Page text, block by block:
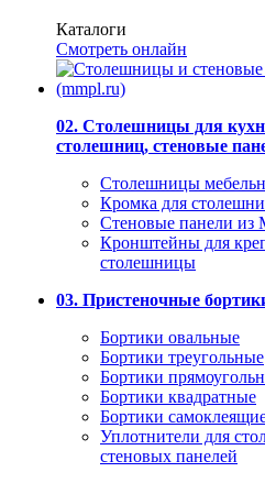
Каталоги
Смотреть онлайн
02. Столешницы для
столешниц, стеновые
Столешницы
Кромка для
Стеновые панели
Кронштейны для
столешницы
03. Пристеночные
Бортики овальные
Бортики треугольные
Бортики
Бортики квадратные
Бортики
Уплотнители для
стеновых панелей